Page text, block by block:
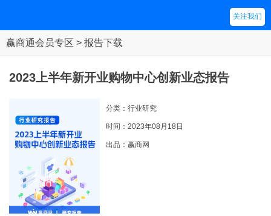
关注我们
赢商通会员专区 > 报告下载
2023上半年新开业购物中心创新业态报告
分类：行业研究
时间：2023年08月18日
出品：赢商网